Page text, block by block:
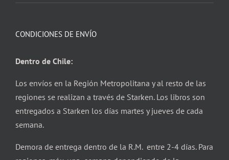
CONDICIONES DE ENVÍO
Dentro de Chile:
Los envíos en la Región Metropolitana y al resto de las
regiones se realizan a través de Starken. Los libros son
entregados a Starken los días martes y jueves de cada
semana.
Demora de entrega dentro de la R.M. entre 2-4 días. Para